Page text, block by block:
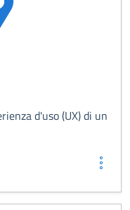
d'uso (UX) di un